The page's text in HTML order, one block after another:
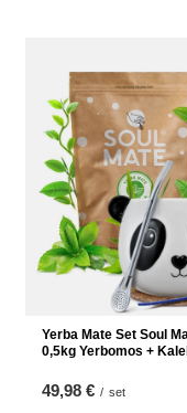
Yerba Mate Set Soul
0,5kg Yerbomos +
49,98 € / set